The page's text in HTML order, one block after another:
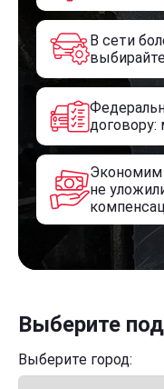
В сети
договору:
Экономим
не
Выберите
Выберите город: